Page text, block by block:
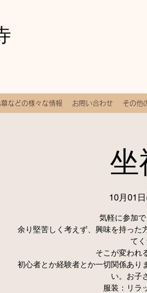
などの様々な情報 お問い合わせ その他
坐
10月01
気軽に参加で
余り堅苦しく考えず、興味を持った
てく
そこが変われ
初心者とか経験者とか一切関係あり
い。お子
服装：リラ